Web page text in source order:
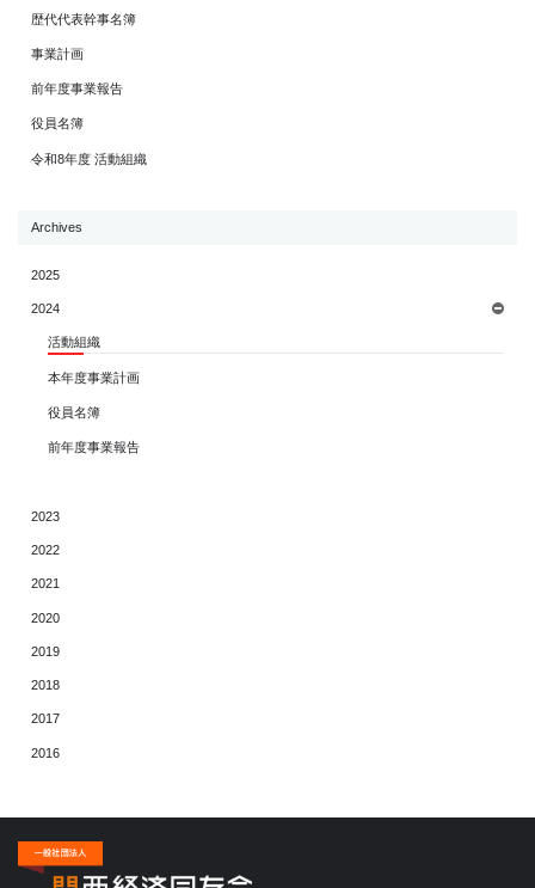
歴代代表幹事名簿
事業計画
前年度事業報告
役員名簿
令和8年度 活動組織
Archives
2025
2024
活動組織
本年度事業計画
役員名簿
前年度事業報告
2023
2022
2021
2020
2019
2018
2017
2016